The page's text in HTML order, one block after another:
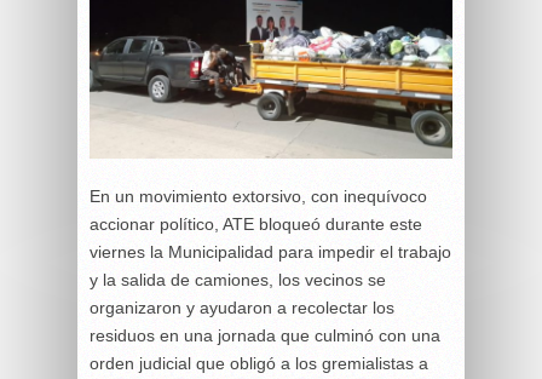
En un movimiento extorsivo, con inequívoco
accionar político, ATE bloqueó durante este
viernes la Municipalidad para impedir el trabajo
y la salida de camiones, los vecinos se
organizaron y ayudaron a recolectar los
residuos en una jornada que culminó con una
orden judicial que obligó a los gremialistas a